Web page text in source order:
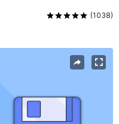
(1038)